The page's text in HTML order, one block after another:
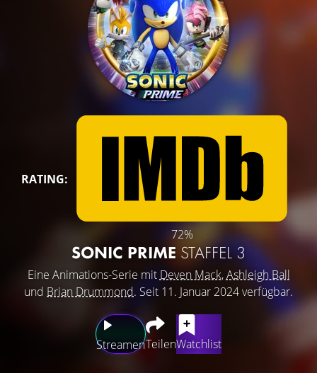
RATING:
72%
SONIC PRIME STAFFEL 3
Eine Animations-Serie mit Deven Mack,Ashleigh Ball
und Brian Drummond. Seit 11. Januar 2024 verfügbar.
StreamenTeilenWatchlist